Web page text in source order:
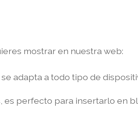
mostrar en nuestra web:
adapta a todo tipo de
es perfecto para insertarlo en